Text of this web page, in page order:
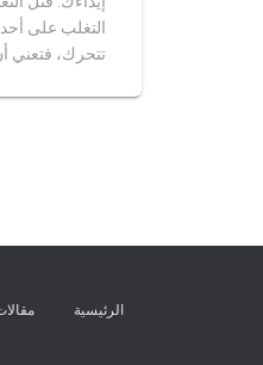
التغلب على أحد
تتحرك، فتعني
الرئيسية